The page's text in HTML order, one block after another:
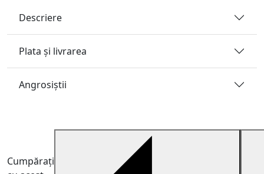
Descriere
Plata și livrarea
Angrosiştii
Cumpărați